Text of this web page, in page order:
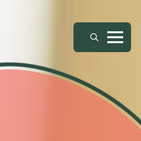
Search